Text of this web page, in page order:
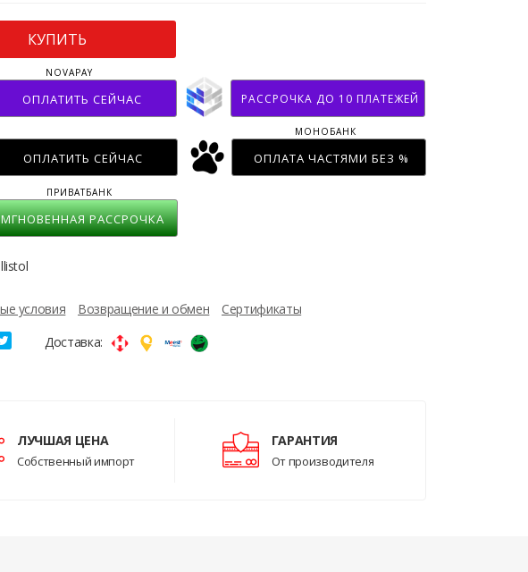
КУПИТЬ
ОПЛАТИТЬ СЕЙЧАС
NOVAPAY
РАССРОЧКА ДО 10 ПЛАТЕЖЕЙ
ОПЛАТИТЬ СЕЙЧАС ОПЛАТА ЧАСТЯМИ БЕЗ %
МОНОБАНК
МГНОВЕННАЯ РАССРОЧКА
ПРИВАТБАНК
условия Возвращение и обмен
Сертификаты
Доставка:
ЛУЧШАЯ ЦЕНА
Собственный импорт
ГАРАНТИЯ
От производителя